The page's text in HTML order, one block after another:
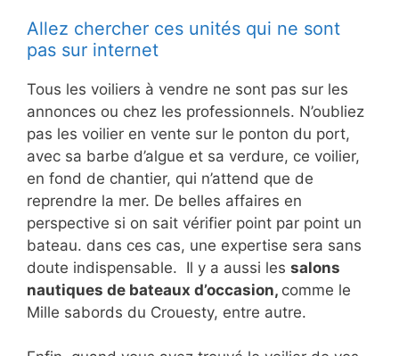
Allez chercher ces unités qui ne sont
pas sur internet
Tous les voiliers à vendre ne sont pas sur les
annonces ou chez les professionnels. N’oubliez
pas les voilier en vente sur le ponton du port,
avec sa barbe d’algue et sa verdure, ce voilier,
en fond de chantier, qui n’attend que de
reprendre la mer. De belles affaires en
perspective si on sait vérifier point par point un
bateau. dans ces cas, une expertise sera sans
doute indispensable. Il y a aussi les salons
nautiques de bateaux d’occasion, comme le
Mille sabords du Crouesty, entre autre.